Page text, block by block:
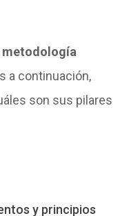
metodología
a continuación,
son sus pilares
y principios